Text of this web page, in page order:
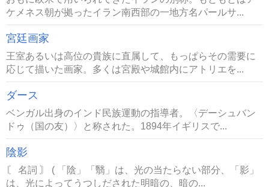
ケメネス朝が拠ったイラン南西部の一地方名パールサ...
宮廷画家
王室あるいは高位の貴族に直属して、もっぱらその需要に
応じて描いた画家。多くは宮殿や城館内にアトリエを...
ダース
ベンガル出身のインド民族運動の指導者。〈デーシュバン
ドゥ（国の友）〉と称された。1894年イギリスで...
陰影
〘 名詞 〙 ( 「陰」「翳」は、光の当たらない部分、「影」
は、光によってうつしだされた明暗の、暗の...